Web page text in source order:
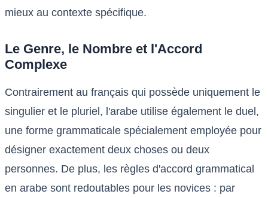
mieux au contexte spécifique.
Le Genre, le Nombre et l'Accord
Complexe
Contrairement au français qui possède uniquement le
singulier et le pluriel, l'arabe utilise également le duel,
une forme grammaticale spécialement employée pour
désigner exactement deux choses ou deux
personnes. De plus, les règles d'accord grammatical
en arabe sont redoutables pour les novices : par